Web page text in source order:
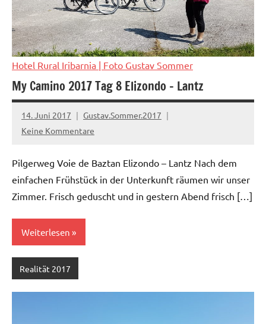
Hotel Rural Iribarnia | Foto Gustav Sommer
My Camino 2017 Tag 8 Elizondo – Lantz
14. Juni 2017
Gustav.Sommer.2017
Keine Kommentare
Pilgerweg Voie de Baztan Elizondo – Lantz Nach dem
einfachen Frühstück in der Unterkunft räumen wir unser
Zimmer. Frisch geduscht und in gestern Abend frisch […]
Weiterlesen
Realität 2017